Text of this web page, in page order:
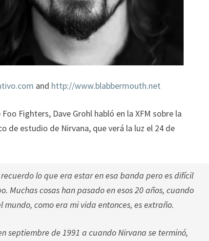
and http://www.blabbermouth.net
Fighters, Dave Grohl habló en la XFM sobre la
de estudio de Nirvana, que verá la luz el 24 de
lo que era estar en esa banda pero es difícil
Muchas cosas han pasado en esos 20 años, cuando
mundo, como era mi vida entonces, es extraño.
septiembre de 1991 a cuando Nirvana se terminó,